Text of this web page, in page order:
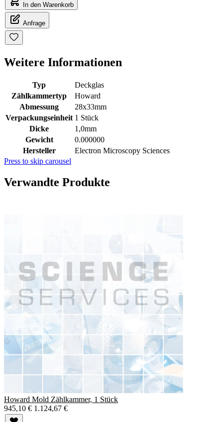
In den Warenkorb
Anfrage
Weitere Informationen
Typ
Deckglas
Zählkammertyp
Howard
Abmessung
28x33mm
Verpackungseinheit 1 Stück
Dicke
1,0mm
Gewicht
0.000000
Hersteller
Electron Microscopy Sciences
Press to skip carousel
Verwandte Produkte
Howard Mold Zählkammer, 1 Stück
945,10 € 1.124,67 €